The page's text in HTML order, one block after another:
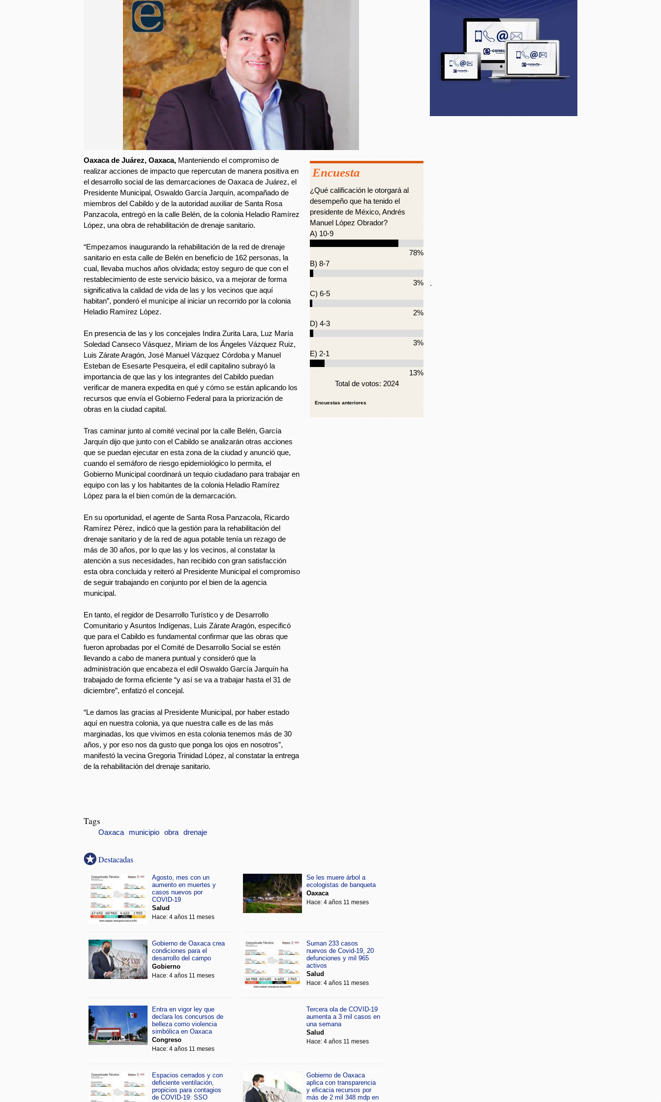
Oaxaca de Juárez, Oaxaca, Manteniendo el compromiso de
realizar acciones de impacto que repercutan de manera positiva en
el desarrollo social de las demarcaciones de Oaxaca de Juárez, el
Presidente Municipal, Oswaldo García Jarquín, acompañado de
miembros del Cabildo y de la autoridad auxiliar de Santa Rosa
Panzacola, entregó en la calle Belén, de la colonia Heladio Ramírez
López, una obra de rehabilitación de drenaje sanitario.
“Empezamos inaugurando la rehabilitación de la red de drenaje
sanitario en esta calle de Belén en beneficio de 162 personas, la
cual, llevaba muchos años olvidada; estoy seguro de que con el
restablecimiento de este servicio básico, va a mejorar de forma
significativa la calidad de vida de las y los vecinos que aquí
habitan”, ponderó el munícipe al iniciar un recorrido por la colonia
Heladio Ramírez López.
En presencia de las y los concejales Indira Zurita Lara, Luz María
Soledad Canseco Vásquez, Miriam de los Ángeles Vázquez Ruiz,
Luis Zárate Aragón, José Manuel Vázquez Córdoba y Manuel
Esteban de Esesarte Pesqueira, el edil capitalino subrayó la
importancia de que las y los integrantes del Cabildo puedan
verificar de manera expedita en qué y cómo se están aplicando los
recursos que envía el Gobierno Federal para la priorización de
obras en la ciudad capital.
Tras caminar junto al comité vecinal por la calle Belén, García
Jarquín dijo que junto con el Cabildo se analizarán otras acciones
que se puedan ejecutar en esta zona de la ciudad y anunció que,
cuando el semáforo de riesgo epidemiológico lo permita, el
Gobierno Municipal coordinará un tequio ciudadano para trabajar en
equipo con las y los habitantes de la colonia Heladio Ramírez
López para la el bien común de la demarcación.
En su oportunidad, el agente de Santa Rosa Panzacola, Ricardo
Ramírez Pérez, indicó que la gestión para la rehabilitación del
drenaje sanitario y de la red de agua potable tenía un rezago de
más de 30 años, por lo que las y los vecinos, al constatar la
atención a sus necesidades, han recibido con gran satisfacción
esta obra concluida y reiteró al Presidente Municipal el compromiso
de seguir trabajando en conjunto por el bien de la agencia
municipal.
En tanto, el regidor de Desarrollo Turístico y de Desarrollo
Comunitario y Asuntos Indígenas, Luis Zárate Aragón, especificó
que para el Cabildo es fundamental confirmar que las obras que
fueron aprobadas por el Comité de Desarrollo Social se estén
llevando a cabo de manera puntual y consideró que la
administración que encabeza el edil Oswaldo García Jarquín ha
trabajado de forma eficiente “y así se va a trabajar hasta el 31 de
diciembre”, enfatizó el concejal.
“Le damos las gracias al Presidente Municipal, por haber estado
aquí en nuestra colonia, ya que nuestra calle es de las más
marginadas, los que vivimos en esta colonia tenemos más de 30
años, y por eso nos da gusto que ponga los ojos en nosotros”,
manifestó la vecina Gregoria Trinidad López, al constatar la entrega
de la rehabilitación del drenaje sanitario.
Encuesta
¿Qué calificación le otorgará al
desempeño que ha tenido el
presidente de México, Andrés
Manuel López Obrador?
A) 10-9
78%
B) 8-7
3%
C) 6-5
2%
D) 4-3
3%
E) 2-1
13%
Total de votos: 2024
Encuestas anteriores
Tags
Oaxaca municipio obra drenaje
Destacadas
Agosto, mes con un
aumento en muertes y
casos nuevos por
COVID-19
Salud
Hace: 4 años 11 meses
Se les muere árbol a
ecologistas de banqueta
Oaxaca
Hace: 4 años 11 meses
Gobierno de Oaxaca crea
condiciones para el
desarrollo del campo
Gobierno
Hace: 4 años 11 meses
Suman 233 casos
nuevos de Covid-19, 20
defunciones y mil 965
activos
Salud
Hace: 4 años 11 meses
Entra en vigor ley que
declara los concursos de
belleza como violencia
simbólica en Oaxaca
Congreso
Hace: 4 años 11 meses
Tercera ola de COVID-19
aumenta a 3 mil casos en
una semana
Salud
Hace: 4 años 11 meses
Espacios cerrados y con
deficiente ventilación,
propicios para contagios
de COVID-19: SSO
Gobierno de Oaxaca
aplica con transparencia
y eficacia recursos por
más de 2 mil 348 mdp en
.